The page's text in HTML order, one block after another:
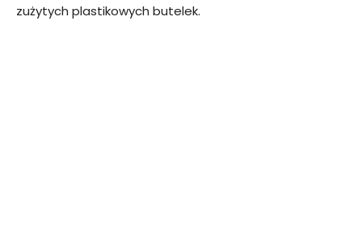
zużytych plastikowych butelek.